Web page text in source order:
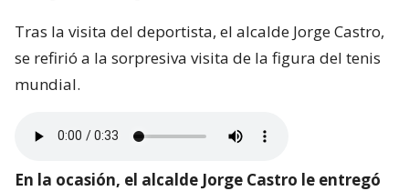
Tras la visita del deportista, el alcalde Jorge Castro,
se refirió a la sorpresiva visita de la figura del tenis
mundial.
En la ocasión, el alcalde Jorge Castro le entregó